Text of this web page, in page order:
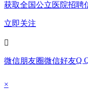
获取全国公立医院招聘
立即关注

微信朋友圈微信好友Q
×